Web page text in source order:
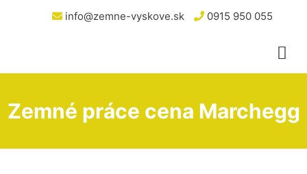
info@zemne-vyskove.sk 0915 950 055
Zemné práce cena Marchegg